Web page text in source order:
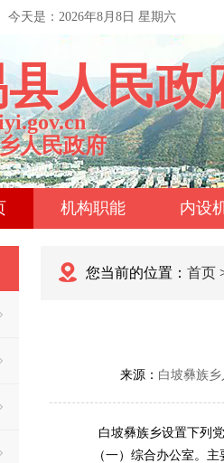
今天是： 2026年8月8日 星期六
人民政
人民政府
机构职能 内设
您当前的位置： 首页
来源： 白坡彝族
白坡彝族乡设置下列党
（一）综合办公室。主要